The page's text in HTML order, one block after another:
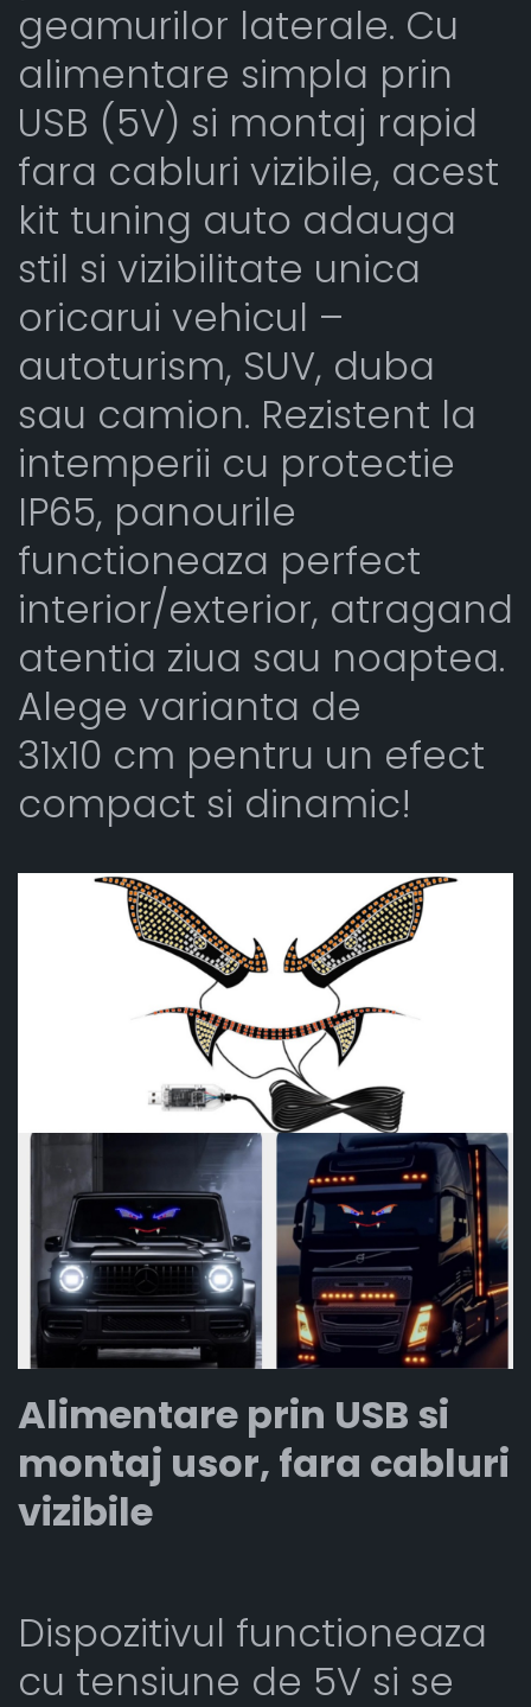
geamurilor laterale. Cu
alimentare simpla prin
USB (5V) si montaj rapid
fara cabluri vizibile, acest
kit tuning auto adauga
stil si vizibilitate unica
oricarui vehicul –
autoturism, SUV, duba
sau camion. Rezistent la
intemperii cu protectie
IP65, panourile
functioneaza perfect
interior/exterior, atragand
atentia ziua sau noaptea.
Alege varianta de
31x10 cm pentru un efect
compact si dinamic!
Alimentare prin USB si
montaj usor, fara cabluri
vizibile
Dispozitivul functioneaza
cu tensiune de 5V si se